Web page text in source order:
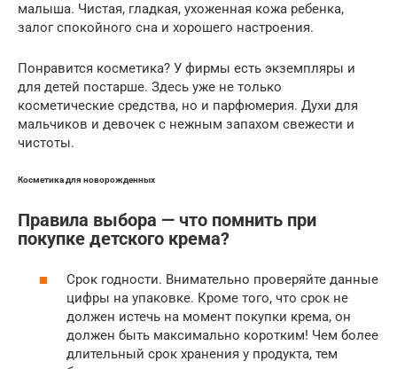
малыша. Чистая, гладкая, ухоженная кожа ребенка,
залог спокойного сна и хорошего настроения.
Понравится косметика? У фирмы есть экземпляры и
для детей постарше. Здесь уже не только
косметические средства, но и парфюмерия. Духи для
мальчиков и девочек с нежным запахом свежести и
чистоты.
Косметика для новорожденных
Правила выбора — что помнить при
покупке детского крема?
Срок годности. Внимательно проверяйте данные
цифры на упаковке. Кроме того, что срок не
должен истечь на момент покупки крема, он
должен быть максимально коротким! Чем более
длительный срок хранения у продукта, тем